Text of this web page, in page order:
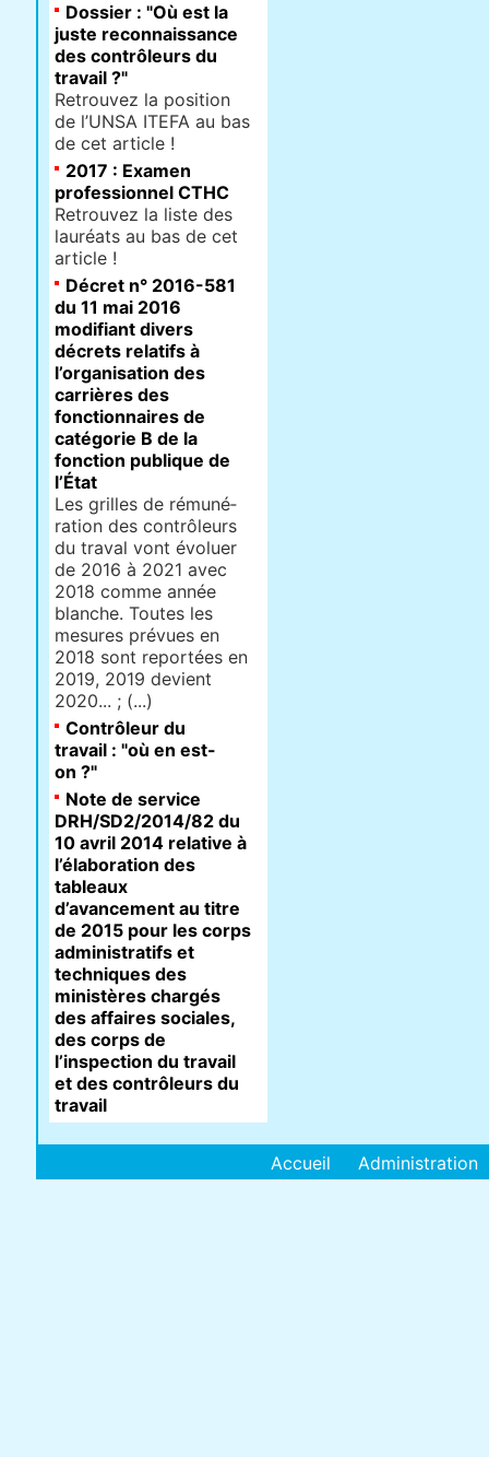
Dossier : "Où est la
juste reconnaissance
des contrôleurs du
travail ?"
Retrouvez la position
de l’UNSA ITEFA au bas
de cet article !
2017 : Examen
professionnel CTHC
Retrouvez la liste des
lauréats au bas de cet
article !
Décret n° 2016-581
du 11 mai 2016
modifiant divers
décrets relatifs à
l’organisation des
carrières des
fonctionnaires de
catégorie B de la
fonction publique de
l’État
Les grilles de rému­né­
ra­tion des contrôleurs
du traval vont évoluer
de 2016 à 2021 avec
2018 comme année
blan­che. Toutes les
mesures prévues en
2018 sont reportées en
2019, 2019 devient
2020... ; (...)
Contrôleur du
travail : "où en est-
on ?"
Note de service
DRH/SD2/2014/82 du
10 avril 2014 relative à
l’élaboration des
tableaux
d’avancement au titre
de 2015 pour les corps
administratifs et
techniques des
ministères chargés
des affaires sociales,
des corps de
l’inspection du travail
et des contrôleurs du
travail
Accueil Administration